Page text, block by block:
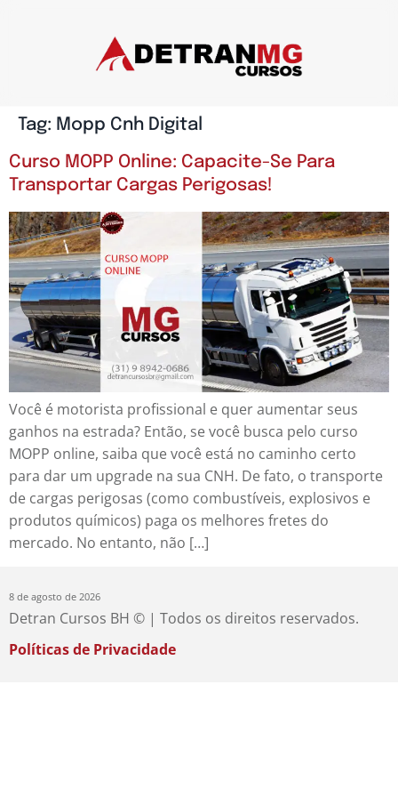
Tag: Mopp Cnh Digital
Curso MOPP Online: Capacite-Se Para
Transportar Cargas Perigosas!
Você é motorista profissional e quer aumentar seus
ganhos na estrada? Então, se você busca pelo curso
MOPP online, saiba que você está no caminho certo
para dar um upgrade na sua CNH. De fato, o transporte
de cargas perigosas (como combustíveis, explosivos e
produtos químicos) paga os melhores fretes do
mercado. No entanto, não […]
8 de agosto de 2026
Detran Cursos BH © | Todos os direitos reservados.
Políticas de Privacidade